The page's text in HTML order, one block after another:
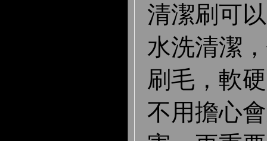
清潔刷可
水洗清潔
刷毛，軟
不用擔心